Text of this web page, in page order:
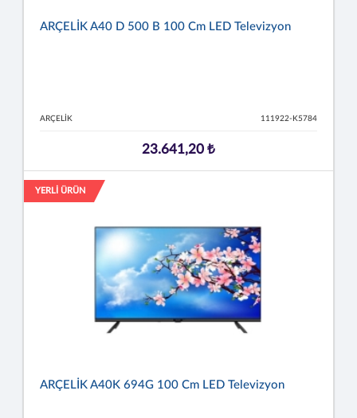
ARÇELİK A40 D 500 B 100 Cm LED Televizyon
ARÇELİK 111922-K5784
23.641,20 ₺
YERLİ ÜRÜN
ARÇELİK A40K 694G 100 Cm LED Televizyon